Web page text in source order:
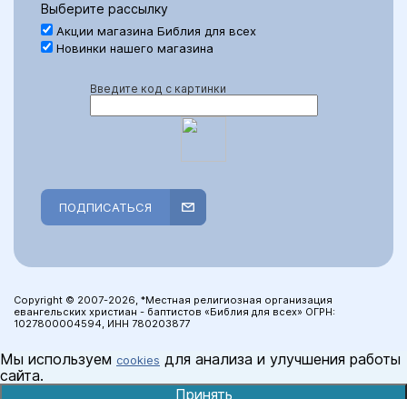
Выберите рассылку
Акции магазина Библия для всех
Новинки нашего магазина
Введите код с картинки
ПОДПИСАТЬСЯ
Copyright © 2007-2026, *Местная религиозная организация
евангельских христиан - баптистов «Библия для всех» ОГРН:
1027800004594, ИНН 780203877
Мы используем cookies для анализа и улучшения работы
сайта.
Принять